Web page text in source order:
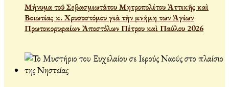
Μήνυμα τοῦ Σεβασμιωτάτου Μητροπολίτου Ἀττικῆς καὶ
Βοιωτίας κ. Χρυσοστόμου γιὰ τὴν μνήμη των Ἁγίων
Πρωτοκορυφαίων Ἀποστόλων Πέτρου καὶ Παύλου 2026